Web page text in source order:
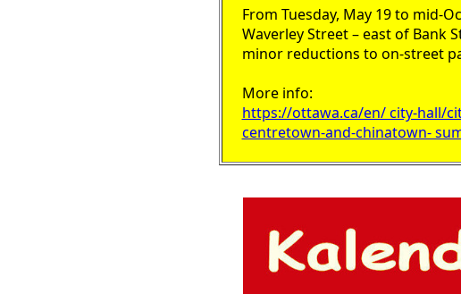
From Tuesday, May 19 to mid-
Waverley Street – east of Bank
minor reductions to on-street
More info:
https://ottawa.ca/en/ city-hall/
centretown-and-chinatown-